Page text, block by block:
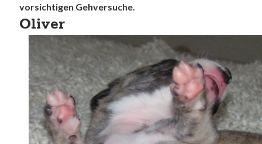
vorsichtigen Gehversuche.
Oliver